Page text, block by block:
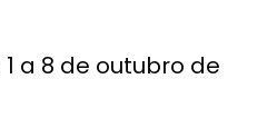
a 8 de outubro de